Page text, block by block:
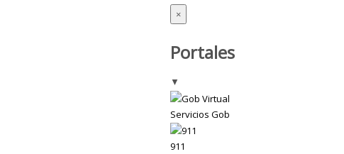
×
Portales
▼
Servicios Gob
911